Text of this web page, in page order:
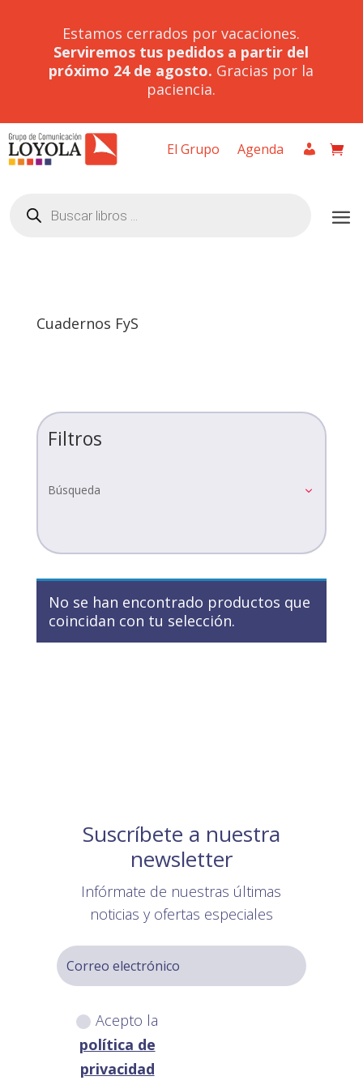
Estamos cerrados por vacaciones.
Serviremos tus pedidos a partir del
próximo 24 de agosto. Gracias por la
paciencia.
El Grupo Agenda
productos
Cuadernos FyS
Filtros
Búsqueda
No se han encontrado productos que
coincidan con tu selección.
Suscríbete a nuestra
newsletter
Infórmate de nuestras últimas
noticias y ofertas especiales
Acepto la
política de
privacidad